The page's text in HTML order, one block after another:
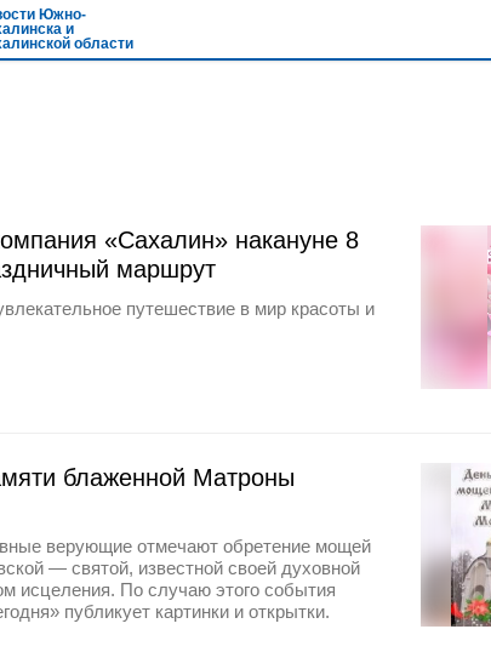
Южно-
и
области
«Сахалин» накануне 8
маршрут
путешествие в мир красоты и
блаженной Матроны
верующие отмечают обретение мощей
— святой, известной своей духовной
исцеления. По случаю этого события
публикует картинки и открытки.